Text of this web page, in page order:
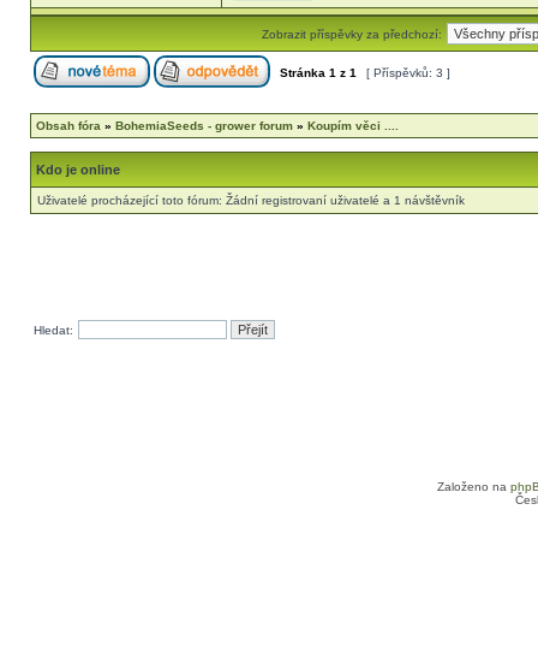
Zobrazit příspěvky za předchozí:
Stránka 1 z 1 [ Příspěvků: 3 ]
Obsah fóra » BohemiaSeeds - grower forum » Koupím věci ....
Kdo je online
Uživatelé procházející toto fórum: Žádní registrovaní uživatelé a 1 návštěvník
Hledat:
Založeno na